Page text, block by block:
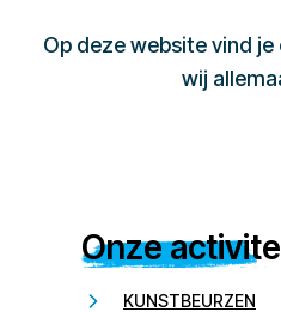
Op deze website vind
wij
Onze
KUNSTBEURZEN